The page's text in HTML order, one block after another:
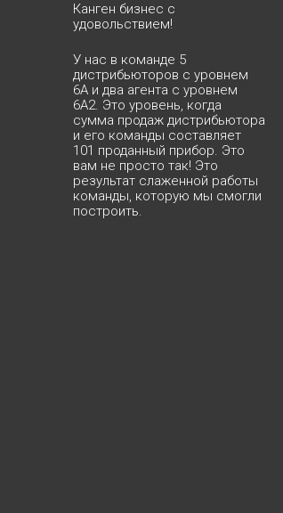
Канген бизнес с
удовольствием!
У нас в команде 5
дистрибьюторов с уровнем
6А и два агента с уровнем
6А2. Это уровень, когда
сумма продаж дистрибьютора
и его команды составляет
101 проданный прибор. Это
вам не просто так! Это
результат слаженной работы
команды, которую мы смогли
построить.